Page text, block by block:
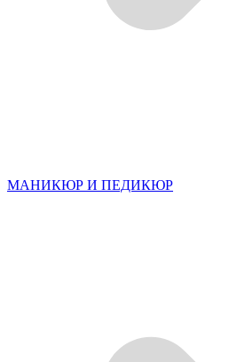
МАНИКЮР И ПЕДИКЮР